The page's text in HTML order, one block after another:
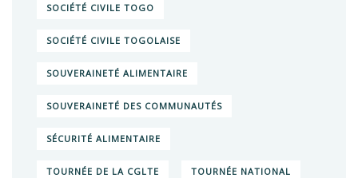
SOCIÉTÉ CIVILE TOGO
SOCIÉTÉ CIVILE TOGOLAISE
SOUVERAINETÉ ALIMENTAIRE
SOUVERAINETÉ DES COMMUNAUTÉS
SÉCURITÉ ALIMENTAIRE
TOURNÉE DE LA CGLTE TOURNÉE NATIONAL